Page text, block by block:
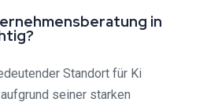
in
Standort für Ki
seiner starken